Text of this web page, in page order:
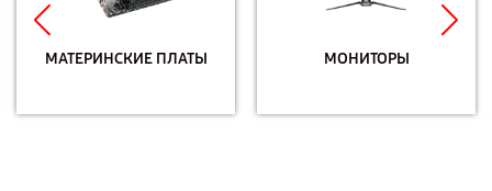
МАТЕРИНСКИЕ ПЛАТЫ МОНИТОРЫ